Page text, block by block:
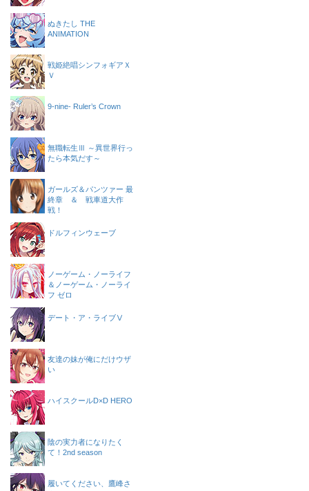
ぬきたし THE
ANIMATION
戦姫絶唱シンフォギアＸ
Ｖ
9-nine- Ruler’s Crown
無職転生Ⅲ ～異世界行っ
たら本気だす～
ガールズ＆パンツァー 最
終章 ＆ 戦車道大作
戦！
ドルフィンウェーブ
ノーゲーム・ノーライフ
＆ノーゲーム・ノーライ
フ ゼロ
デート・ア・ライブⅤ
友達の妹が俺にだけウザ
い
ハイスクールD×D HERO
陰の実力者になりたく
て！2nd season
履いてください、鷹峰さ